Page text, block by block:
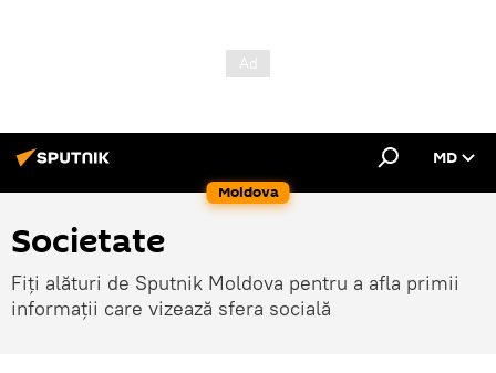
Moldova
MD
Societate
Fiți alături de Sputnik Moldova pentru a afla primii
informații care vizează sfera socială